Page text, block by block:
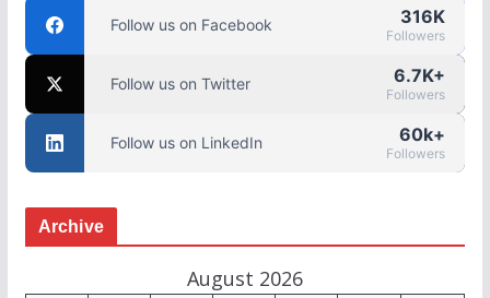
Follow us on Facebook 316K
Followers
Follow us on Twitter 6.7K+
Followers
Follow us on LinkedIn 60k+
Followers
Archive
August 2026